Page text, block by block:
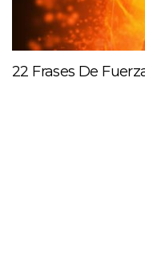
22 Frases De